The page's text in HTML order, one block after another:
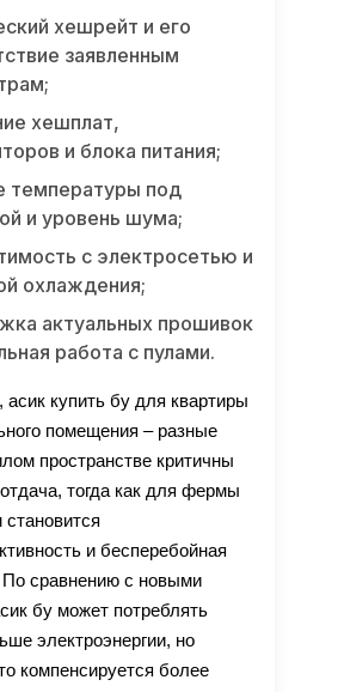
хешрейт и его
заявленным
хешплат,
и блока питания;
температуры под
и уровень шума;
с электросетью и
охлаждения;
актуальных прошивок
работа с пулами.
асик купить бу для квартиры
помещения – разные
пространстве критичны
тогда как для фермы
становится
и бесперебойная
По сравнению с новыми
бу может потреблять
электроэнергии, но
компенсируется более